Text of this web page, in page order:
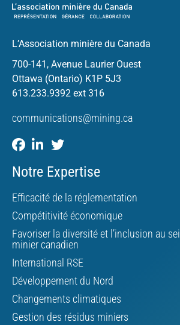
L’Association minière du Canada
700-141, Avenue Laurier Ouest
Ottawa (Ontario) K1P 5J3
613.233.9392 ext 316
communications@mining.ca
Notre Expertise
Efficacité de la réglementation
Compétitivité économique
Favoriser la diversité et l’inclusion au
minier canadien
International RSE
Développement du Nord
Changements climatiques
Gestion des résidus miniers